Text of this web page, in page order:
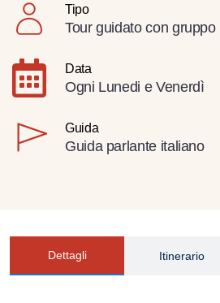
Tipo
Tour guidato con gruppo
Data
Ogni Lunedi e Venerdì
Guida
Guida parlante italiano
Dettagli Itinerario